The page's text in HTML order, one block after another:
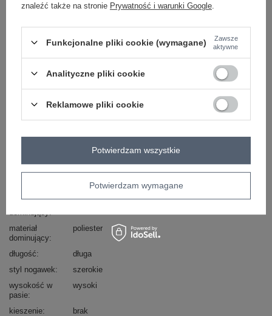
ZALOGUJ SIĘ I ZOBACZ CENĘ
Masz pytanie? Chętnie pomożemy.
Zadzwoń+48 601 547 740 Zadaj pytanie
Marka
ITALY MODA
koszula+spodnie
styl
casual
codzienne
wzór
motyw zwierzęcy
materiał
dominujący
poliester
długość
długa
styl nogawek
szerokie
wysokość w
pasie
wysoki
kieszenie
brak
znaleźć także na stronie Prywatność i warunki Google
Funkcjonalne pliki cookie (wymagane)
Zawsze
aktywne
Analityczne pliki cookie
Reklamowe pliki cookie
Potwierdzam wymagane
Potwierdzam wszystkie